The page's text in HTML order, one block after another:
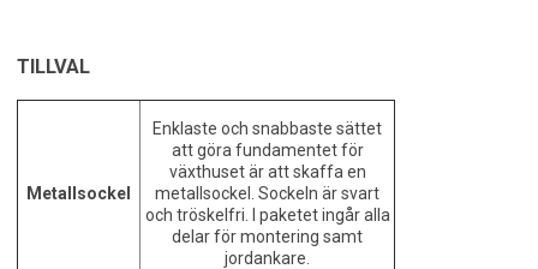
TILLVAL
Metallsockel
Enklaste och snabbaste sättet
att göra fundamentet för
växthuset är att skaffa en
metallsockel. Sockeln är svart
och tröskelfri. I paketet ingår alla
delar för montering samt
jordankare.